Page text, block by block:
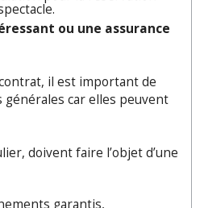
ou une assurance
il est important de
car elles peuvent
doivent faire l’objet d’une